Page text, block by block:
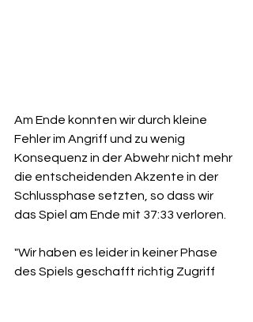
Am Ende konnten wir durch kleine
Fehler im Angriff und zu wenig
Konsequenz in der Abwehr nicht mehr
die entscheidenden Akzente in der
Schlussphase setzten, so dass wir
das Spiel am Ende mit 37:33 verloren.
"Wir haben es leider in keiner Phase
des Spiels geschafft richtig Zugriff